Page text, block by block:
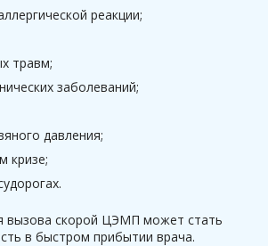
реакции;
травм;
заболеваний;
давления;
кризе;
вызова скорой ЦЭМП может стать
в быстром прибытии врача.